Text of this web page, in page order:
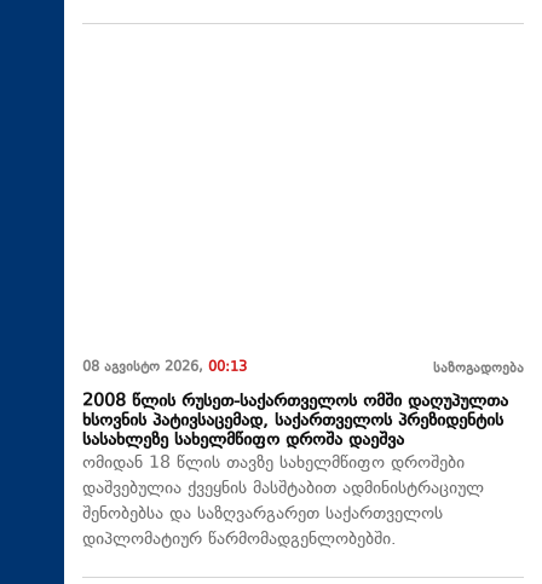
08 აგვისტო 2026, 00:13 საზოგადოება
2008 წლის რუსეთ-საქართველოს ომში დაღუპულთა
ხსოვნის პატივსაცემად, საქართველოს პრეზიდენტის
სასახლეზე სახელმწიფო დროშა დაეშვა
ომიდან 18 წლის თავზე სახელმწიფო დროშები
დაშვებულია ქვეყნის მასშტაბით ადმინისტრაციულ
შენობებსა და საზღვარგარეთ საქართველოს
დიპლომატიურ წარმომადგენლობებში.